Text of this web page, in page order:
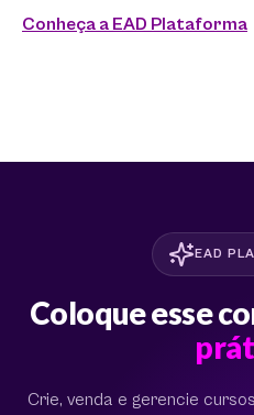
Conheça a EAD Plataforma
EAD
Coloque esse
Crie, venda e gerencie